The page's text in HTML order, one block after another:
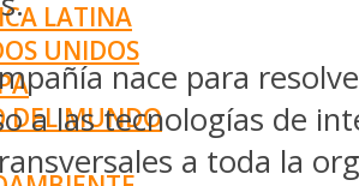
LATINA
UNIDOS
DEL MUNDO
nace para
a las tecnologías de
a toda la